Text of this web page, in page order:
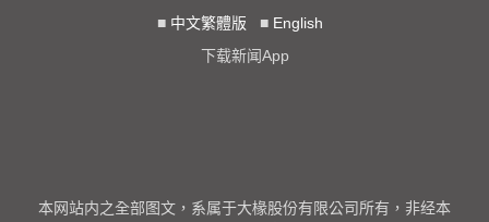
■ 中文繁體版 ■ English
下载新闻App
本网站内之全部图文，系属于大椽股份有限公司所有，非经本